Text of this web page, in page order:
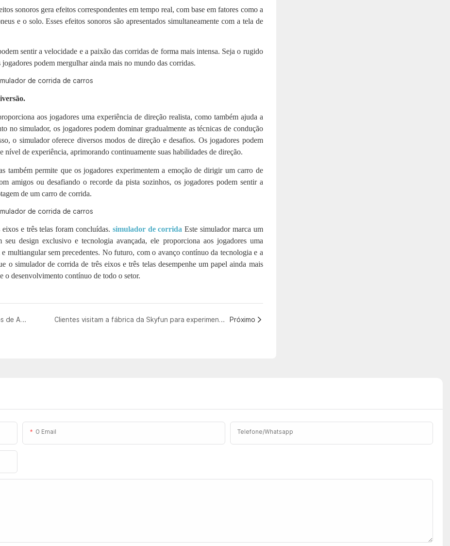
sonoros gera efeitos correspondentes em tempo real, com base em fatores como a
e o solo. Esses efeitos sonoros são apresentados simultaneamente com a tela de
sentir a velocidade e a paixão das corridas de forma mais intensa. Seja o rugido
podem mergulhar ainda mais no mundo das corridas.
aos jogadores uma experiência de direção realista, como também ajuda a
no simulador, os jogadores podem dominar gradualmente as técnicas de condução
o simulador oferece diversos modos de direção e desafios. Os jogadores podem
nível de experiência, aprimorando continuamente suas habilidades de direção.
também permite que os jogadores experimentem a emoção de dirigir um carro de
amigos ou desafiando o recorde da pista sozinhos, os jogadores podem sentir a
de um carro de corrida.
e três telas foram concluídas. simulador de corrida Este simulador marca um
design exclusivo e tecnologia avançada, ele proporciona aos jogadores uma
multiangular sem precedentes. No futuro, com o avanço contínuo da tecnologia e a
o simulador de corrida de três eixos e três telas desempenhe um papel ainda mais
o desenvolvimento contínuo de todo o setor.
Diferenças e Guia de Seleção: Consoles de Jogos de Arcade Tradicionais vs. Consoles de Jogos de Arcade Computadorizados Clientes visitam a fábrica da Skyfun para experimentar o simulador de jogo de realidade virtual 9D Mecha Warrior VR. Próximo
O Email Telefone/whatsapp